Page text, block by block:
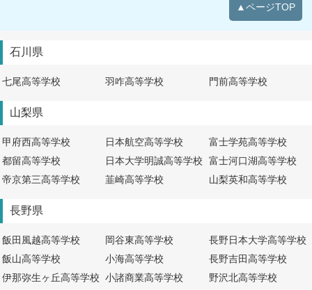
▲ページTOP
石川県
七尾高等学校 羽咋高等学校 門前高等学校
山梨県
甲府西高等学校 日本航空高等学校
富士学苑高等学校
都留高等学校
日本大学明誠高等学校
富士河口湖高等学校
帝京第三高等学校
韮崎高等学校 山梨英和高等学校
長野県
飯田風越高等学校 岡谷東高等学校
長野日本大学高等学校
飯山高等学校
小海高等学校
長野吉田高等学校
伊那弥生ヶ丘高等学校 小諸商業高等学校
野沢北高等学校